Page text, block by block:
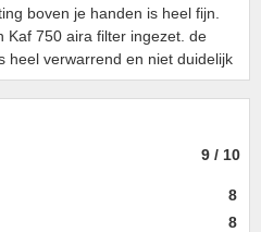
boven je handen is heel fijn.
Kaf 750 aira filter ingezet. de
heel verwarrend en niet duidelijk
9 / 10
8
8